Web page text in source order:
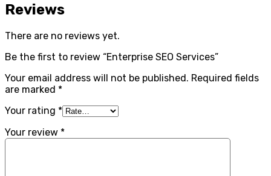
Reviews
There are no reviews yet.
Be the first to review “Enterprise SEO Services”
Your email address will not be published. Required fields
are marked *
Your rating *
Your review *